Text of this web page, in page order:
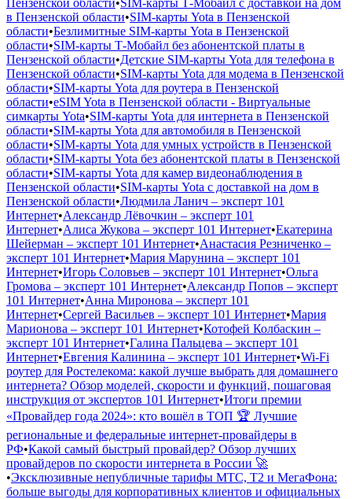
в Пензенской области•SIM-карты Yota в Пензенской
области•Безлимитные SIM-карты Yota в Пензенской
области•SIM-карты Т‑Мобайл без абонентской платы в
Пензенской области•Детские SIM-карты Yota для телефона в
Пензенской области•SIM-карты Yota для модема в Пензенской
области•SIM-карты Yota для роутера в Пензенской
области•eSIM Yota в Пензенской области - Виртуальные
симкарты Yota•SIM-карты Yota для интернета в Пензенской
области•SIM-карты Yota для автомобиля в Пензенской
области•SIM-карты Yota для умных устройств в Пензенской
области•SIM-карты Yota без абонентской платы в Пензенской
области•SIM-карты Yota для камер видеонаблюдения в
Пензенской области•SIM-карты Yota с доставкой на дом в
Пензенской области•Людмила Ланич – эксперт 101
Интернет•Александр Лёвочкин – эксперт 101
Интернет•Алиса Жукова – эксперт 101 Интернет•Екатерина
Шейерман – эксперт 101 Интернет•Анастасия Резниченко –
эксперт 101 Интернет•Мария Марунина – эксперт 101
Интернет•Игорь Соловьев – эксперт 101 Интернет•Ольга
Громова – эксперт 101 Интернет•Александр Попов – эксперт
101 Интернет•Анна Миронова – эксперт 101
Интернет•Сергей Васильев – эксперт 101 Интернет•Мария
Марионова – эксперт 101 Интернет•Котофей Колбаскин –
эксперт 101 Интернет•Галина Пальцева – эксперт 101
Интернет•Евгения Калинина – эксперт 101 Интернет•Wi-Fi
роутер для Ростелекома: какой лучше выбрать для домашнего
интернета? Обзор моделей, скорости и функций, пошаговая
инструкция от экспертов 101 Интернет•Итоги премии
«Провайдер года 2024»: кто вошёл в ТОП 🏆 Лучшие
региональные и федеральные интернет-провайдеры в
РФ•Какой самый быстрый провайдер? Обзор лучших
провайдеров по скорости интернета в России 🚀
•Эксклюзивные непубличные тарифы МТС, Т2 и МегаФона:
больше выгоды для корпоративных клиентов и официальных